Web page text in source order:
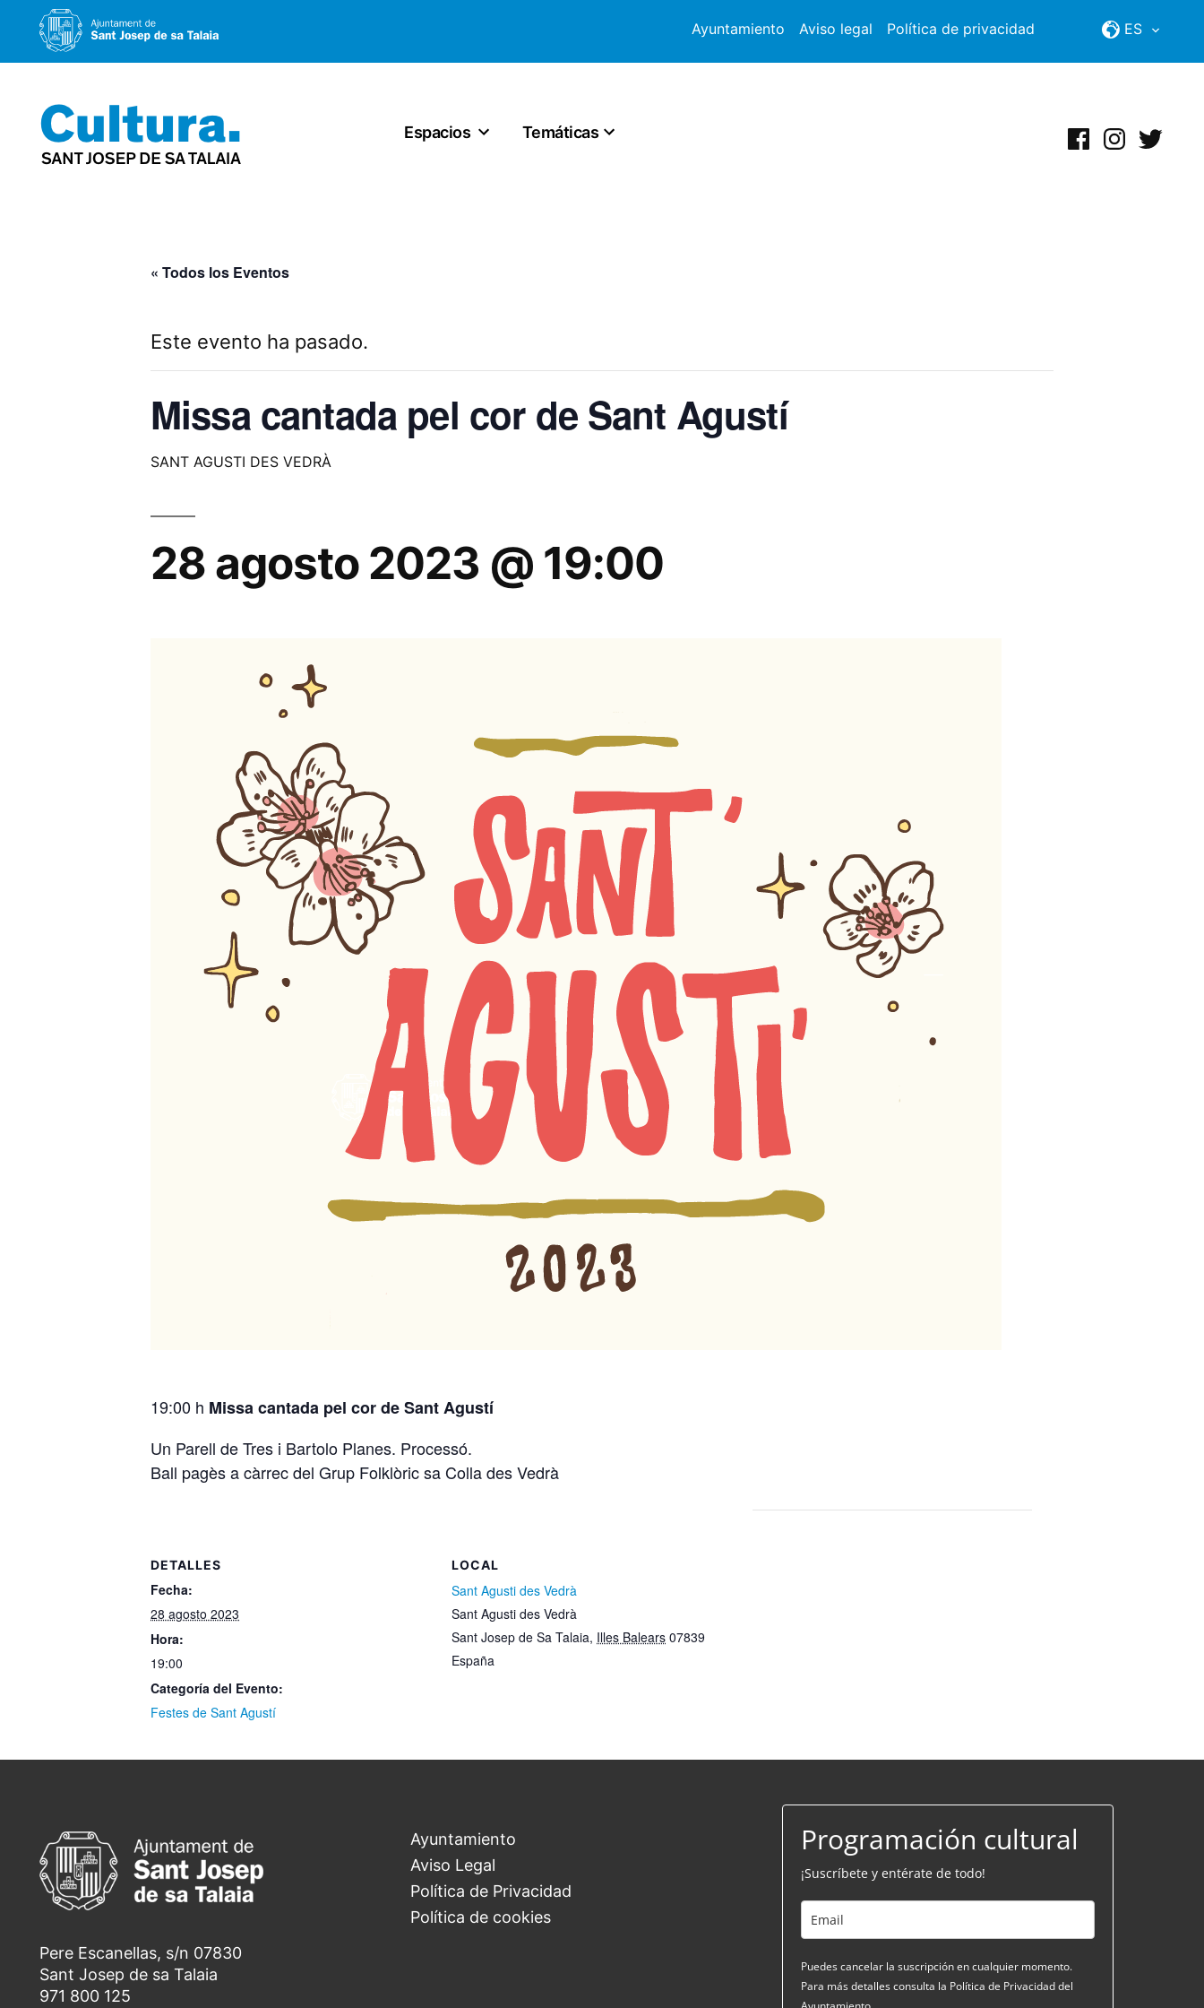
ES
Ayuntamiento Aviso legal Política de privacidad
al
contenido
Espacios Temáticas Facebook
Instagram
Twitter
« Todos los Eventos
Este evento ha pasado.
Missa cantada pel cor de Sant Agustí
SANT AGUSTI DES VEDRÀ
28 agosto 2023 @ 19:00
19:00 h Missa cantada pel cor de Sant Agustí
Un Parell de Tres i Bartolo Planes. Processó.
Ball pagès a càrrec del Grup Folklòric sa Colla des Vedrà
DETALLES
Fecha:
28 agosto 2023
Hora:
19:00
Categoría del Evento:
Festes de Sant Agustí
LOCAL
Sant Agusti des Vedrà
Sant Agusti des Vedrà
Sant Josep de Sa Talaia, Illes Balears 07839
España
Pere Escanellas, s/n 07830
Sant Josep de sa Talaia
971 800 125
Ayuntamiento
Aviso Legal
Política de Privacidad
Política de cookies
Programación cultural
¡Suscríbete y entérate de todo!
Puedes cancelar la suscripción en cualquier momento.
Para más detalles consulta la Política de Privacidad del